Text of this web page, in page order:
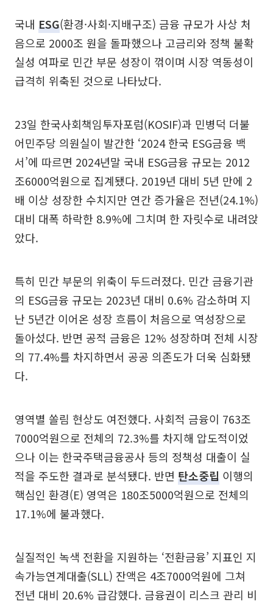
국내 ESG(환경·사회·지배구조) 금융 규모가 사상 처
음으로 2000조 원을 돌파했으나 고금리와 정책 불확
실성 여파로 민간 부문 성장이 꺾이며 시장 역동성이
급격히 위축된 것으로 나타났다.
23일 한국사회책임투자포럼(KOSIF)과 민병덕 더불
어민주당 의원실이 발간한 ‘2024 한국 ESG금융 백
서’에 따르면 2024년말 국내 ESG금융 규모는 2012
조6000억원으로 집계됐다. 2019년 대비 5년 만에 2
배 이상 성장한 수치지만 연간 증가율은 전년(24.1%)
대비 대폭 하락한 8.9%에 그치며 한 자릿수로 내려앉
았다.
특히 민간 부문의 위축이 두드러졌다. 민간 금융기관
의 ESG금융 규모는 2023년 대비 0.6% 감소하며 지
난 5년간 이어온 성장 흐름이 처음으로 역성장으로
돌아섰다. 반면 공적 금융은 12% 성장하며 전체 시장
의 77.4%를 차지하면서 공공 의존도가 더욱 심화됐
다.
영역별 쏠림 현상도 여전했다. 사회적 금융이 763조
7000억원으로 전체의 72.3%를 차지해 압도적이었
으나 이는 한국주택금융공사 등의 정책성 대출이 실
적을 주도한 결과로 분석됐다. 반면 탄소중립 이행의
핵심인 환경(E) 영역은 180조5000억원으로 전체의
17.1%에 불과했다.
실질적인 녹색 전환을 지원하는 ‘전환금융’ 지표인 지
속가능연계대출(SLL) 잔액은 4조7000억원에 그쳐
전년 대비 20.6% 급감했다. 금융권이 리스크 관리 비